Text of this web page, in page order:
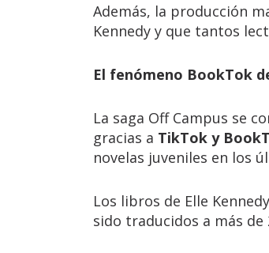
Además, la producción
Kennedy y que tantos
El fenómeno BookTok
La saga Off Campus se
gracias a TikTok y
novelas juveniles en los
Los libros de Elle
sido traducidos a más de